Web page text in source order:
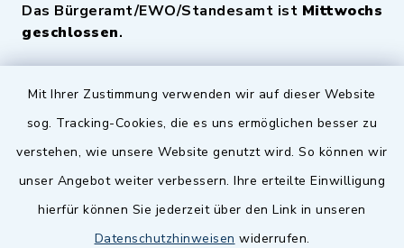
Mit Ihrer Zustimmung verwenden wir auf dieser Website
sog. Tracking-Cookies, die es uns ermöglichen besser zu
verstehen, wie unsere Website genutzt wird. So können wir
unser Angebot weiter verbessern. Ihre erteilte Einwilligung
hierfür können Sie jederzeit über den Link in unseren
Datenschutzhinweisen widerrufen.
Das Bürgeramt/EWO/Standesamt ist Mittwochs
geschlossen.
Quicklinks
Zenngrund Allianz
Dillenberggruppe